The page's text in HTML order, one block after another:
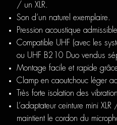
/ un XLR.
Son d’un naturel exemplaire.
Pression acoustique
Compatible UHF (avec les
ou UHF B210 Duo vendus
Montage facile et rapide
Clamp en caoutchouc léger
Très forte isolation des
L’adaptateur ceinture mini
maintient le cordon du